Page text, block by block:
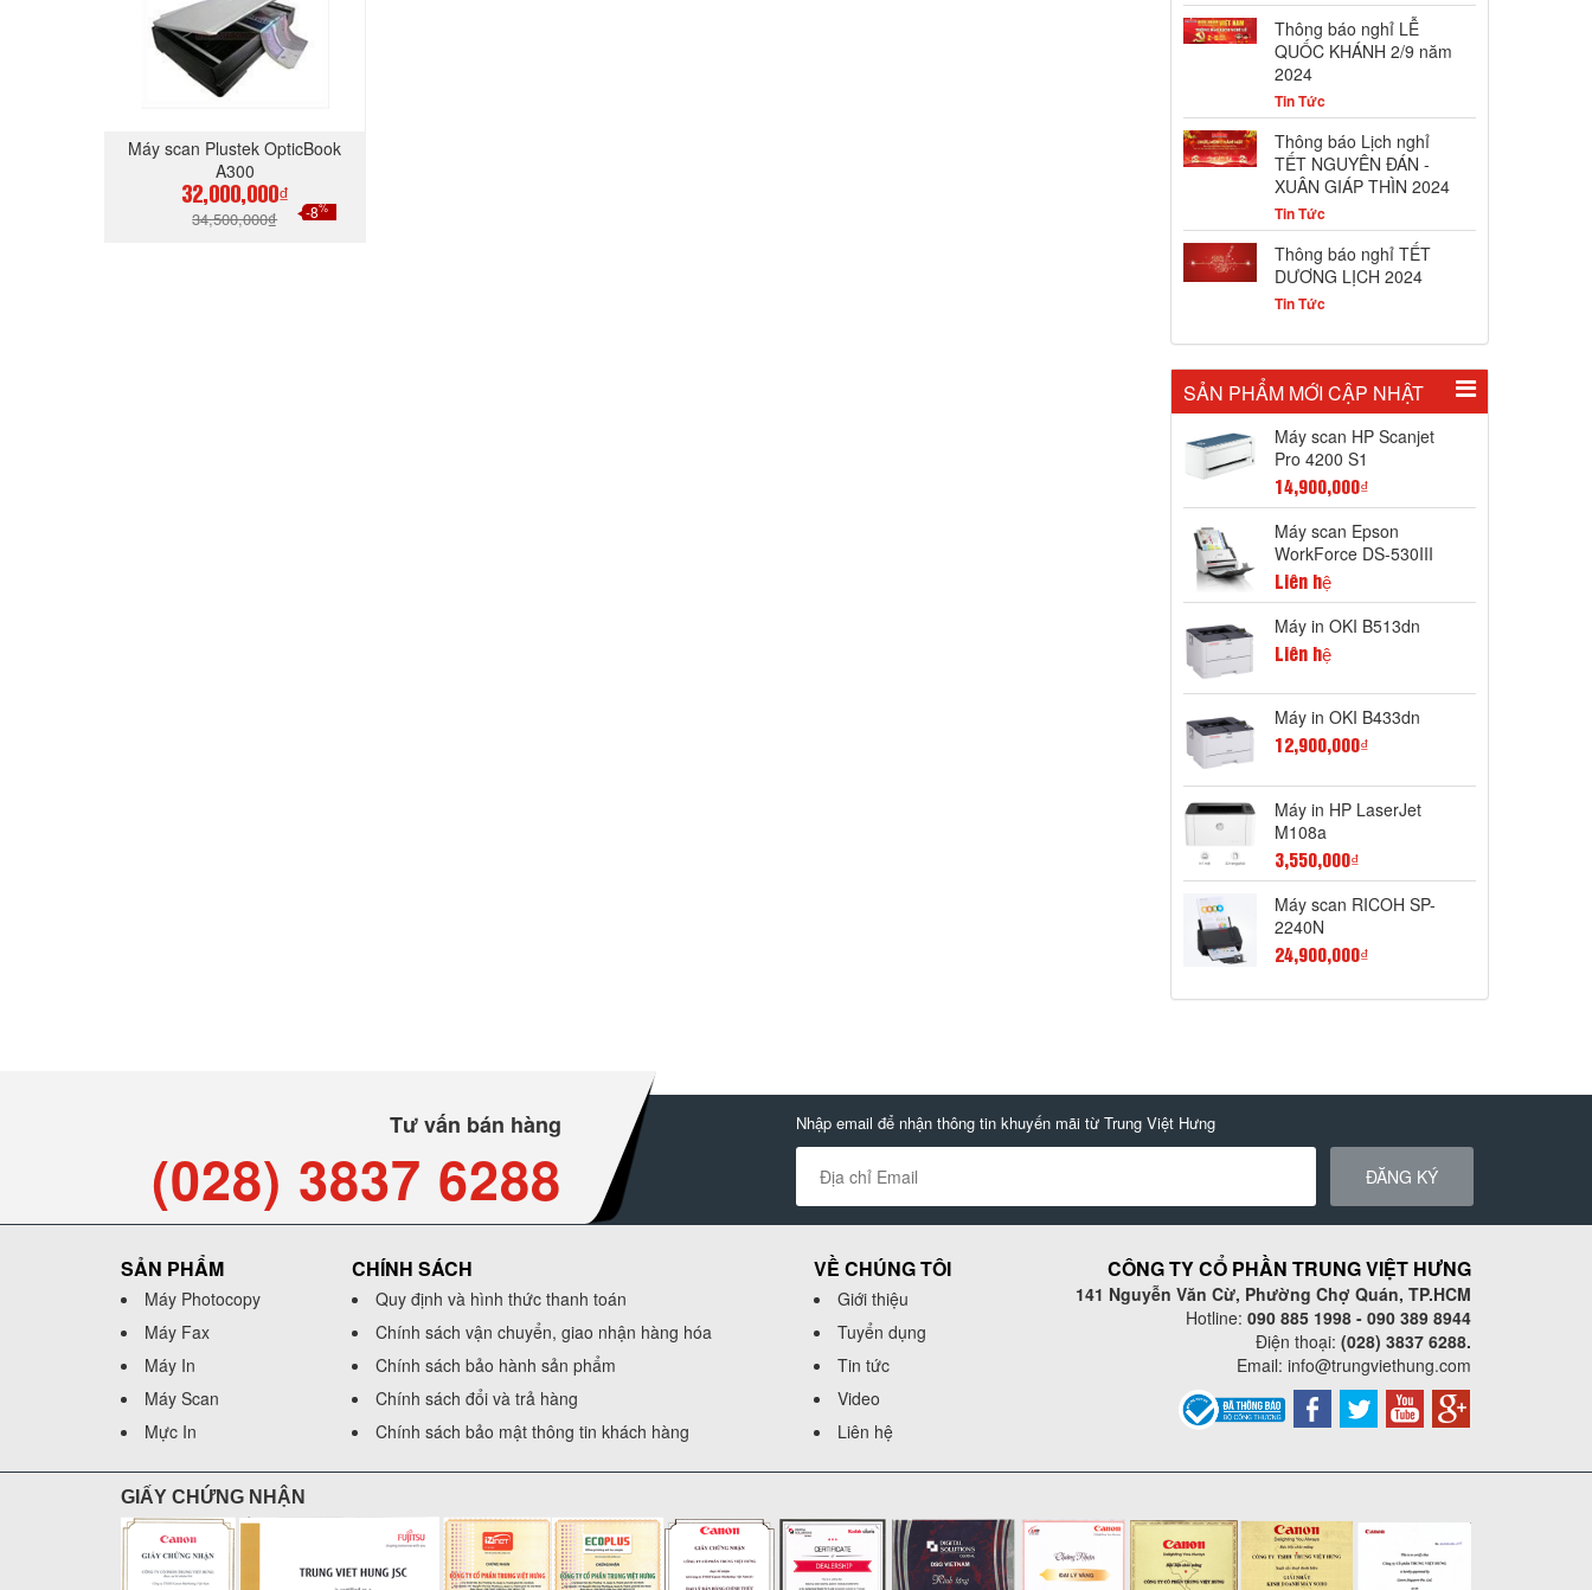
Máy scan Plustek OpticBook
A300
32,000,000₫
34,500,000₫ -8%
Thông báo nghỉ LỄ
QUỐC KHÁNH 2/9 năm
2024
Tin Tức
Thông báo Lịch nghỉ
TẾT NGUYÊN ĐÁN -
XUÂN GIÁP THÌN 2024
Tin Tức
Thông báo nghỉ TẾT
DƯƠNG LỊCH 2024
Tin Tức
SẢN PHẨM MỚI CẬP NHẬT
Máy scan HP Scanjet
Pro 4200 S1
14,900,000₫
Máy scan Epson
WorkForce DS-530III
Liên hệ
Máy in OKI B513dn
Liên hệ
Máy in OKI B433dn
12,900,000₫
Máy in HP LaserJet
M108a
3,550,000₫
Máy scan RICOH SP-
2240N
24,900,000₫
Tư vấn bán hàng
(028) 3837 6288
Nhập email để nhận thông tin khuyến mãi từ Trung Việt Hưng
ĐĂNG KÝ
SẢN PHẨM
Máy Photocopy
Máy Fax
Máy In
Máy Scan
Mực In
CHÍNH SÁCH
Quy định và hình thức thanh toán
Chính sách vận chuyển, giao nhận hàng hóa
Chính sách bảo hành sản phẩm
Chính sách đổi và trả hàng
Chính sách bảo mật thông tin khách hàng
VỀ CHÚNG TÔI
Giới thiệu
Tuyển dụng
Tin tức
Video
Liên hệ
CÔNG TY CỔ PHẦN TRUNG VIỆT HƯNG
141 Nguyễn Văn Cừ, Phường Chợ Quán, TP.HCM
Hotline: 090 885 1998 - 090 389 8944
Điện thoại: (028) 3837 6288.
Email: info@trungviethung.com
GIẤY CHỨNG NHẬN